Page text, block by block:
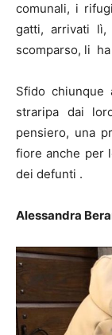
comunali, i
gatti, arrivati lì,
scomparso, li
Sfido
straripa dai
pensiero, una
fiore anche per
dei defunti .
Alessandra